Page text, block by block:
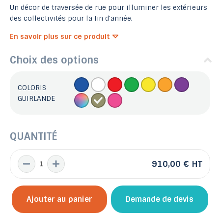
Un décor de traversée de rue pour illuminer les extérieurs
des collectivités pour la fin d'année.
En savoir plus sur ce produit
Choix des options
COLORIS
GUIRLANDE
QUANTITÉ
910,00 € HT
Ajouter au panier Demande de devis